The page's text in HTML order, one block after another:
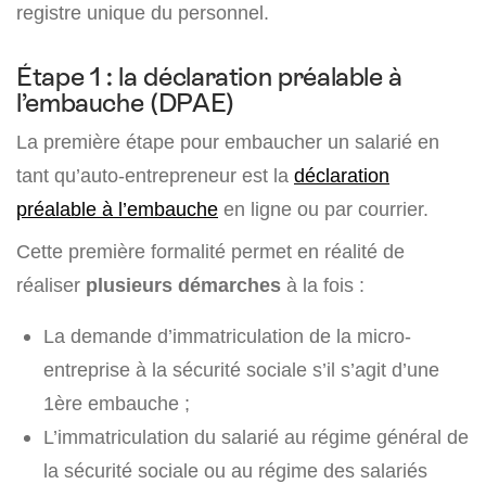
registre unique du personnel.
Étape 1 : la déclaration préalable à
l’embauche (DPAE)
La première étape pour embaucher un salarié en
tant qu’auto-entrepreneur est la déclaration
préalable à l’embauche en ligne ou par courrier.
Cette première formalité permet en réalité de
réaliser plusieurs démarches à la fois :
La demande d’immatriculation de la micro-
entreprise à la sécurité sociale s’il s’agit d’une
1ère embauche ;
L’immatriculation du salarié au régime général de
la sécurité sociale ou au régime des salariés